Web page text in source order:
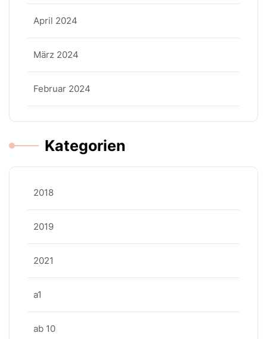
April 2024
März 2024
Februar 2024
Kategorien
2018
2019
2021
a1
ab 10